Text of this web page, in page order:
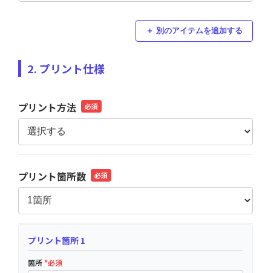
＋ 別のアイテムを追加する
2. プリント仕様
プリント方法 必須
プリント箇所数 必須
プリント箇所 1
箇所*必須